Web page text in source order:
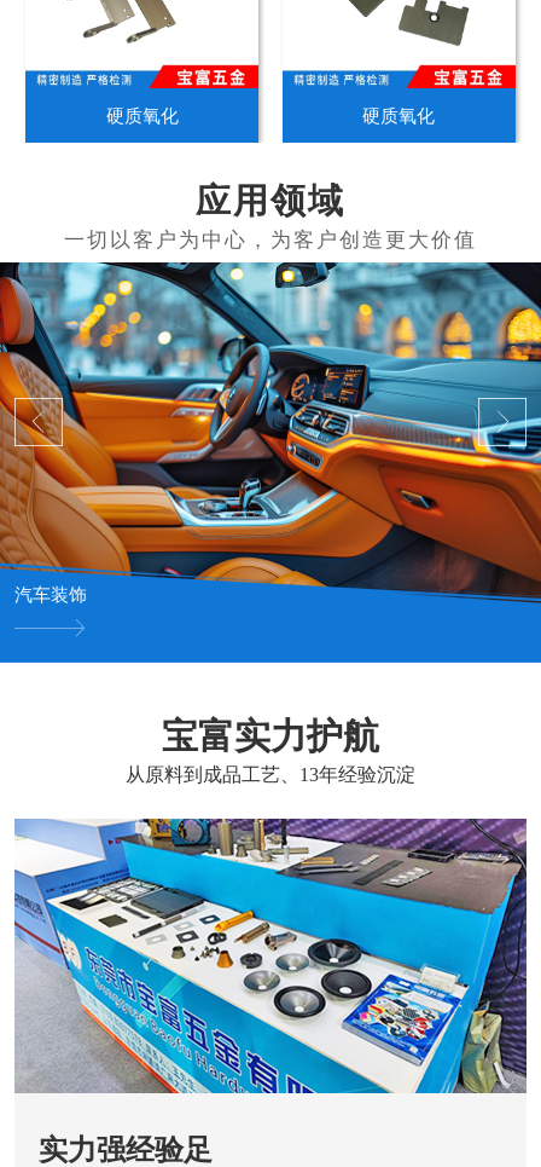
硬质氧化 硬质氧化
应用领域
汽车装饰
宝富实力护航
从原料到成品工艺、13年经验沉淀
实力强经验足